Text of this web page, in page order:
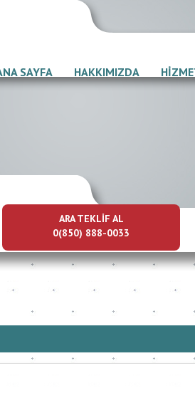
SAYFA HAKKIMIZDA
ARA TEKLİF AL
0(850) 888-0033